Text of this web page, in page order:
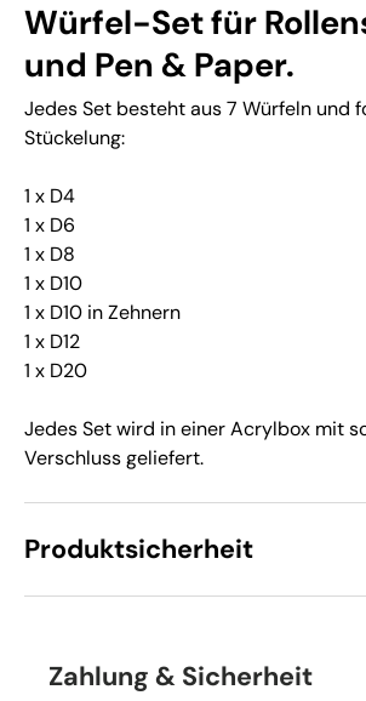
Würfel-Set für
und Pen & Paper.
Jedes Set besteht aus 7 Würfeln und
Stückelung:
1 x D4
1 x D6
1 x D8
1 x D10
1 x D10 in Zehnern
1 x D12
1 x D20
Jedes Set wird in einer Acrylbox mit
Verschluss geliefert.
Produktsicherheit
Zahlung & Sicherheit